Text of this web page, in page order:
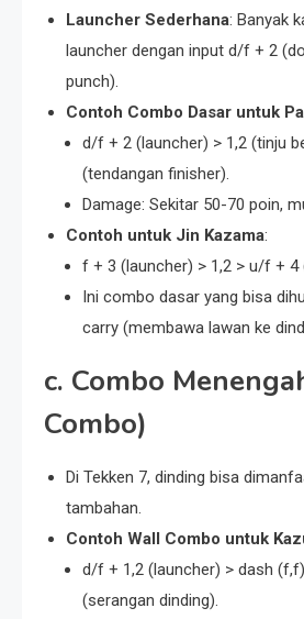
Launcher Sederhana: Banyak
launcher dengan input d/f + 2
punch).
Contoh Combo Dasar untuk
d/f + 2 (launcher) > 1,2 (tinju
(tendangan finisher).
Damage: Sekitar 50-70 poin,
Contoh untuk Jin Kazama:
f + 3 (launcher) > 1,2 > u/f + 4
Ini combo dasar yang bisa
carry (membawa lawan ke
c. Combo
Combo)
Di Tekken 7, dinding bisa
tambahan.
Contoh Wall Combo untuk
d/f + 1,2 (launcher) > dash (f,f)
(serangan dinding).